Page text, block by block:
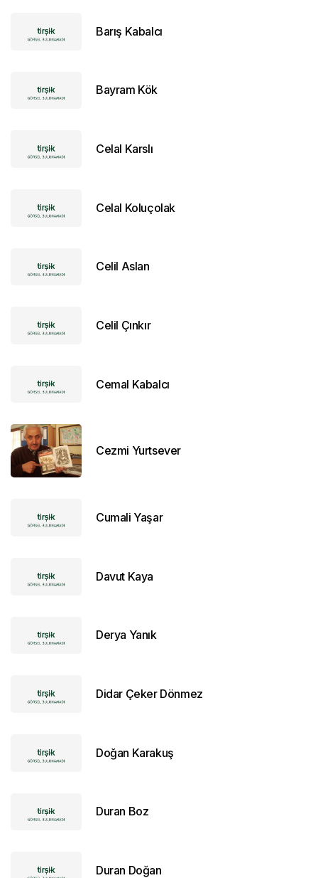
Barış Kabalcı
Bayram Kök
Celal Karslı
Celal Koluçolak
Celil Aslan
Celil Çınkır
Cemal Kabalcı
Cezmi Yurtsever
Cumali Yaşar
Davut Kaya
Derya Yanık
Didar Çeker Dönmez
Doğan Karakuş
Duran Boz
Duran Doğan